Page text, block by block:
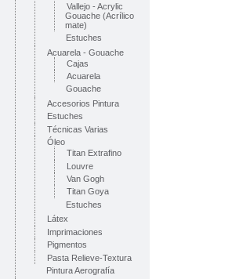
Vallejo - Acrylic
Gouache (Acrílico
mate)
Estuches
Acuarela - Gouache
Cajas
Acuarela
Gouache
Accesorios Pintura
Estuches
Técnicas Varias
Óleo
Titan Extrafino
Louvre
Van Gogh
Titan Goya
Estuches
Látex
Imprimaciones
Pigmentos
Pasta Relieve-Textura
Pintura Aerografía